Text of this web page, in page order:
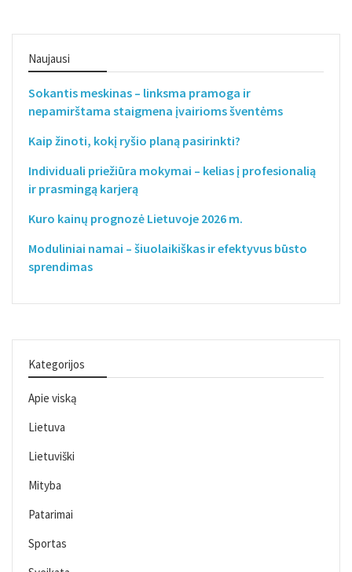
Naujausi
Sokantis meskinas – linksma pramoga ir
nepamirštama staigmena įvairioms šventėms
Kaip žinoti, kokį ryšio planą pasirinkti?
Individuali priežiūra mokymai – kelias į profesionalią
ir prasmingą karjerą
Kuro kainų prognozė Lietuvoje 2026 m.
Moduliniai namai – šiuolaikiškas ir efektyvus būsto
sprendimas
Kategorijos
Apie viską
Lietuva
Lietuviški
Mityba
Patarimai
Sportas